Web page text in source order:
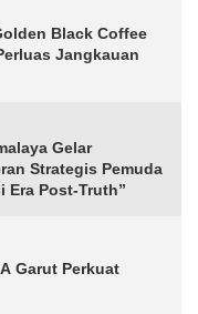
Black Coffee
Jangkauan
Gelar
Strategis Pemuda
Era Post-Truth”
Garut Perkuat